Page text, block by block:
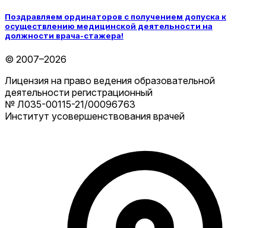
Поздравляем ординаторов с получением допуска к
осуществлению медицинской деятельности на
должности врача-стажера!
© 2007–2026
Лицензия на право ведения образовательной
деятельности регистрационный
№ Л035-00115-21/00096763
Институт усовершенствования врачей